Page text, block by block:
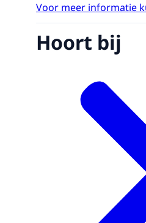
Voor meer informatie
Hoort bij